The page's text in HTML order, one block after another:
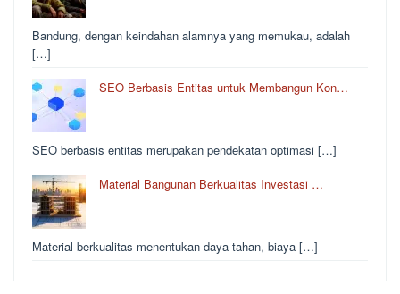
Bandung, dengan keindahan alamnya yang memukau, adalah
[…]
SEO Berbasis Entitas untuk Membangun Kon…
SEO berbasis entitas merupakan pendekatan optimasi […]
Material Bangunan Berkualitas Investasi …
Material berkualitas menentukan daya tahan, biaya […]